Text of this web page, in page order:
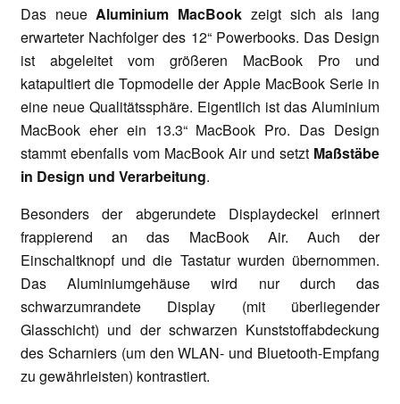
Das neueAluminium MacBook zeigt sich als lang
erwarteter Nachfolger des 12“ Powerbooks. Das Design
ist abgeleitet vom größeren MacBook Pro und
katapultiert die Topmodelle der Apple MacBook Serie in
eine neue Qualitätssphäre. Eigentlich ist das Aluminium
MacBook eher ein 13.3“ MacBook Pro. Das Design
stammt ebenfalls vom MacBook Air und setzt Maßstäbe
in Design und Verarbeitung.
Besonders der abgerundete Displaydeckel erinnert
frappierend an das MacBook Air. Auch der
Einschaltknopf und die Tastatur wurden übernommen.
Das Aluminiumgehäuse wird nur durch das
schwarzumrandete Display (mit überliegender
Glasschicht) und der schwarzen Kunststoffabdeckung
des Scharniers (um den WLAN- und Bluetooth-Empfang
zu gewährleisten) kontrastiert.